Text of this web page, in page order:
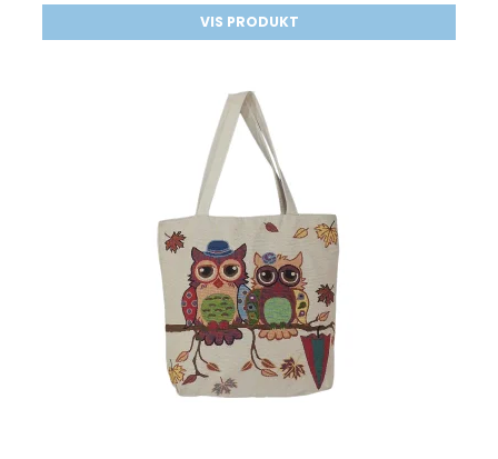
VIS PRODUKT